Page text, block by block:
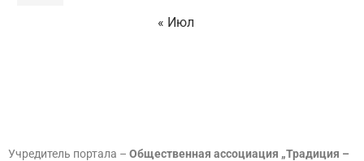
« Июл
Учредитель портала – Общественная ассоциация „Традиция –